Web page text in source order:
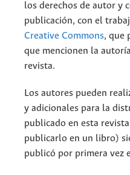
los derechos de autor y
publicación, con el
Creative Commons, que
que mencionen la
revista.
Los autores pueden
y adicionales para la
publicado en esta
publicarlo en un libro)
publicó por primera vez